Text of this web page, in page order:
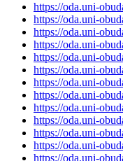
https://oda.uni-
https://oda.uni-
https://oda.uni-
https://oda.uni-
https://oda.uni-
https://oda.uni-
https://oda.uni-
https://oda.uni-
https://oda.uni-
https://oda.uni-
https://oda.uni-
https://oda.uni-
https://oda.uni-